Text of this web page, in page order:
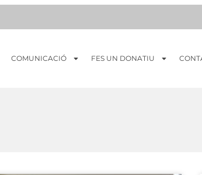
COMUNICACIÓ FES UN DONATIU